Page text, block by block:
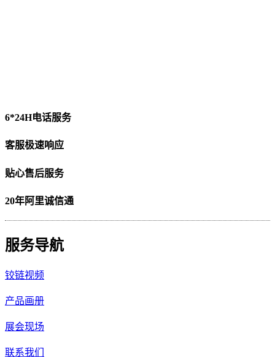
6*24H电话服务
客服极速响应
贴心售后服务
20年阿里诚信通
服务导航
铰链视频
产品画册
展会现场
联系我们